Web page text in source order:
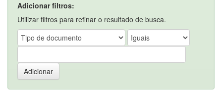
Adicionar filtros:
Utilizar filtros para refinar o resultado de busca.